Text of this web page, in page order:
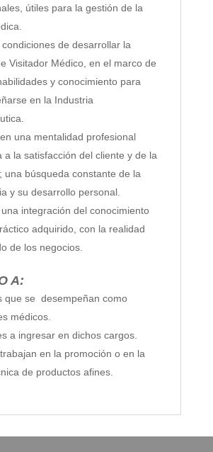
útiles para la gestión de la
condiciones de desarrollar la
Visitador Médico, en el marco de
y conocimiento para
en la Industria
una mentalidad profesional
a la satisfacción del cliente y de la
una búsqueda constante de la
y su desarrollo personal.
integración del conocimiento
adquirido, con la realidad
de los negocios.
A:
que se desempeñan como
médicos.
a ingresar en dichos cargos.
en la promoción o en la
de productos afines.